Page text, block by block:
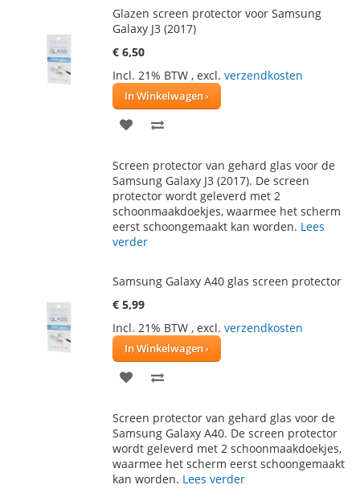
Glazen screen protector voor Samsung
Galaxy J3 (2017)
€ 6,50
Incl. 21% BTW , excl. verzendkosten
In Winkelwagen
VOEG
AAN
VERLANGLIJST
TE
VERGELIJKEN
Screen protector van gehard glas voor de
Samsung Galaxy J3 (2017). De screen
protector wordt geleverd met 2
schoonmaakdoekjes, waarmee het scherm
eerst schoongemaakt kan worden. Lees
verder
Samsung Galaxy A40 glas screen protector
€ 5,99
Incl. 21% BTW , excl. verzendkosten
In Winkelwagen
VOEG
AAN
VERLANGLIJST
TE
VERGELIJKEN
Screen protector van gehard glas voor de
Samsung Galaxy A40. De screen protector
wordt geleverd met 2 schoonmaakdoekjes,
waarmee het scherm eerst schoongemaakt
kan worden. Lees verder